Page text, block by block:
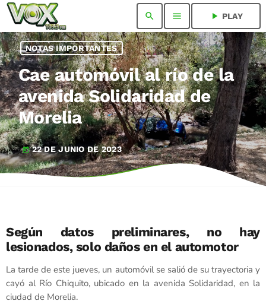
search menu play_arrow PLAY
NOTAS IMPORTANTES
Cae automóvil al río de la
avenida Solidaridad de
Morelia
today 22 DE JUNIO DE 2023
Según datos preliminares, no hay
lesionados, solo daños en el automotor
La tarde de este jueves, un automóvil se salió de su trayectoria y
cayó al Río Chiquito, ubicado en la avenida Solidaridad, en la
ciudad de Morelia.